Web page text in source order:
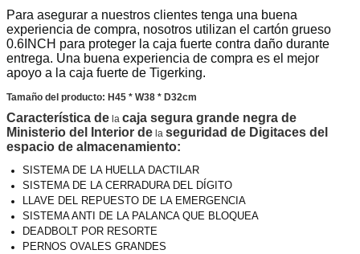
Para asegurar a nuestros clientes tenga una buena
experiencia de compra, nosotros utilizan el cartón grueso
0.6INCH para proteger la caja fuerte contra daño durante
entrega. Una buena experiencia de compra es el mejor
apoyo a la caja fuerte de Tigerking.
Tamaño del producto: H45 * W38 * D32cm
Característica de la caja segura grande negra de
Ministerio del Interior de la seguridad de Digitaces del
espacio de almacenamiento:
SISTEMA DE LA HUELLA DACTILAR
SISTEMA DE LA CERRADURA DEL DÍGITO
LLAVE DEL REPUESTO DE LA EMERGENCIA
SISTEMA ANTI DE LA PALANCA QUE BLOQUEA
DEADBOLT POR RESORTE
PERNOS OVALES GRANDES